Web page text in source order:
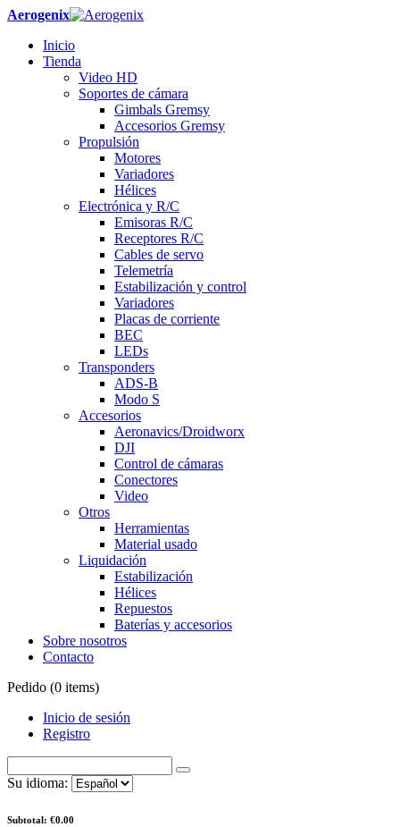
Aerogenix
Inicio
Tienda
Video HD
Soportes de cámara
Gimbals Gremsy
Accesorios Gremsy
Propulsión
Motores
Variadores
Hélices
Electrónica y R/C
Emisoras R/C
Receptores R/C
Cables de servo
Telemetría
Estabilización y control
Variadores
Placas de corriente
BEC
LEDs
Transponders
ADS-B
Modo S
Accesorios
Aeronavics/Droidworx
DJI
Control de cámaras
Conectores
Video
Otros
Herramientas
Material usado
Liquidación
Estabilización
Hélices
Repuestos
Baterías y accesorios
Sobre nosotros
Contacto
Pedido (0 items)
Inicio de sesión
Registro
Su idioma:
Subtotal: €0.00